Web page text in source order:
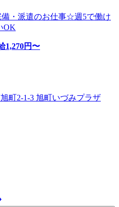
備・派遣のお仕事☆週5で働け
OK
1,270円〜
町2-1-3 旭町いづみプラザ